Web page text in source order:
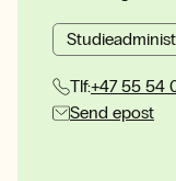
Tlf:+47 55 54
Send epost